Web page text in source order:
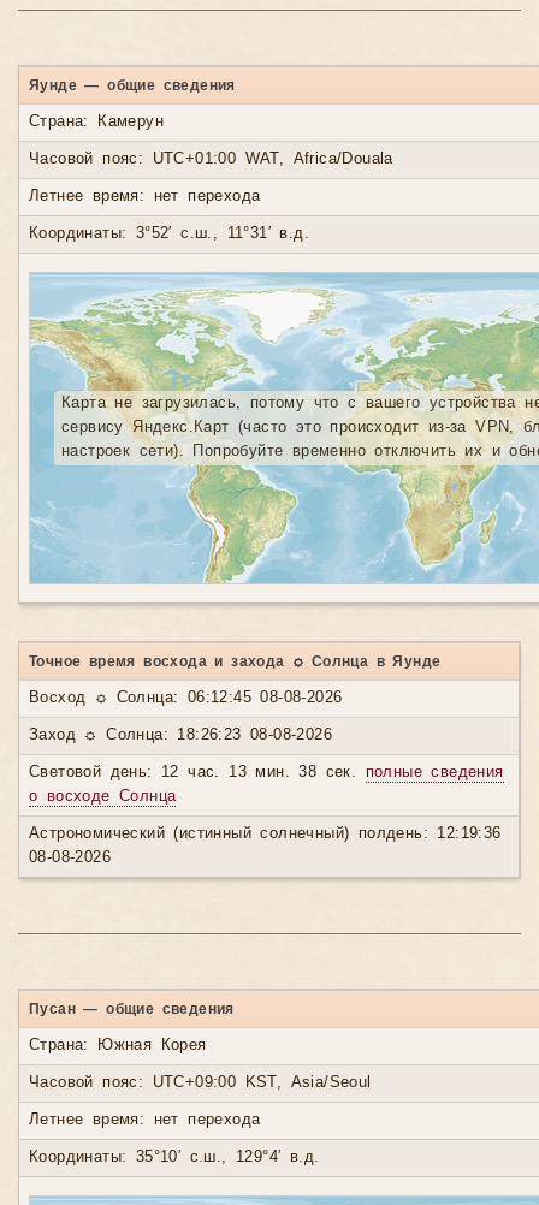
Яунде — общие сведения
Страна: Камерун
Часовой пояс: UTC+01:00 WAT, Africa/Douala
Летнее время: нет перехода
Координаты: 3°52′ с.ш., 11°31′ в.д.
Карта не загрузилась, потому что с вашего устройства
сервису Яндекс.Карт (часто это происходит из-за VPN,
настроек сети). Попробуйте временно отключить их и
Точное время восхода и захода ☼ Солнца в Яунде
Восход ☼ Солнца: 06:12:45 08-08-2026
Заход ☼ Солнца: 18:26:23 08-08-2026
Световой день: 12 час. 13 мин. 38 сек. полные сведения
о восходе Солнца
Астрономический (истинный солнечный) полдень: 12:19:36
08-08-2026
Пусан — общие сведения
Страна: Южная Корея
Часовой пояс: UTC+09:00 KST, Asia/Seoul
Летнее время: нет перехода
Координаты: 35°10′ с.ш., 129°4′ в.д.